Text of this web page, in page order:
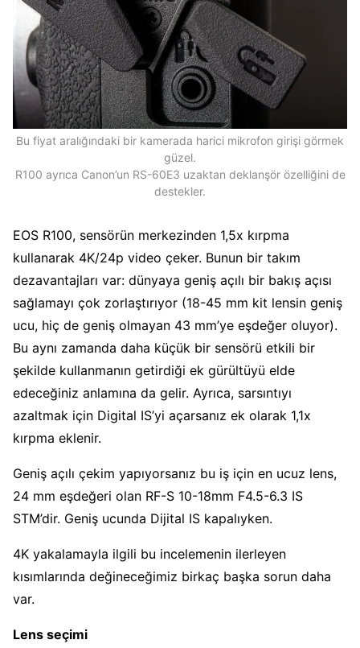
Bu fiyat aralığındaki bir kamerada harici mikrofon girişi görmek
güzel.
R100 ayrıca Canon’un RS-60E3 uzaktan deklanşör özelliğini de
destekler.
EOS R100, sensörün merkezinden 1,5x kırpma
kullanarak 4K/24p video çeker. Bunun bir takım
dezavantajları var: dünyaya geniş açılı bir bakış açısı
sağlamayı çok zorlaştırıyor (18-45 mm kit lensin geniş
ucu, hiç de geniş olmayan 43 mm’ye eşdeğer oluyor).
Bu aynı zamanda daha küçük bir sensörü etkili bir
şekilde kullanmanın getirdiği ek gürültüyü elde
edeceğiniz anlamına da gelir. Ayrıca, sarsıntıyı
azaltmak için Digital IS’yi açarsanız ek olarak 1,1x
kırpma eklenir.
Geniş açılı çekim yapıyorsanız bu iş için en ucuz lens,
24 mm eşdeğeri olan RF-S 10-18mm F4.5-6.3 IS
STM’dir. Geniş ucunda Dijital IS kapalıyken.
4K yakalamayla ilgili bu incelemenin ilerleyen
kısımlarında değineceğimiz birkaç başka sorun daha
var.
Lens seçimi